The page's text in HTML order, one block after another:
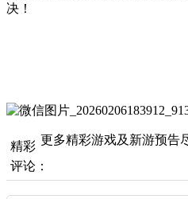
决！
更多精彩游戏及新游预告
精彩
评论：